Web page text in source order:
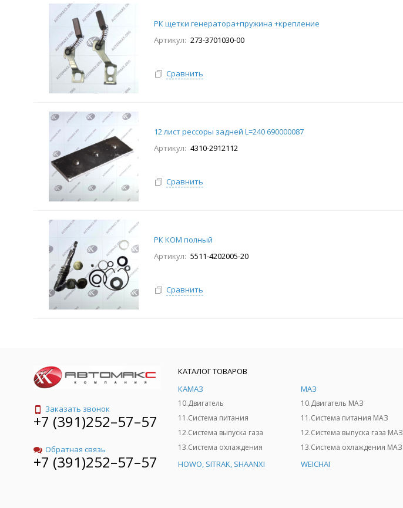
РК щетки генератора+пружина +крепление
Артикул: 273-3701030-00
Сравнить
12 лист рессоры задней L=240 690000087
Артикул: 4310-2912112
Сравнить
РК КОМ полный
Артикул: 5511-4202005-20
Сравнить
Заказать звонок
+7 (391)252–57–57
Обратная связь
+7 (391)252–57–57
КАТАЛОГ ТОВАРОВ
КАМАЗ
10.Двигатель
11.Система питания
12.Система выпуска газа
13.Система охлаждения
МАЗ
10.Двигатель МАЗ
11.Система питания МАЗ
12.Система выпуска газа МАЗ
13.Система охлаждения МАЗ
HOWO, SITRAK, SHAANXI WEICHAI